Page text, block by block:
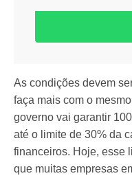
As condições devem
faça mais com o
governo vai garantir
até o limite de 30% da
financeiros. Hoje, esse
que muitas empresas